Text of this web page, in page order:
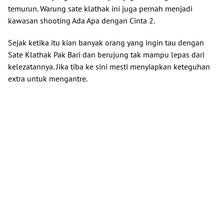
temurun. Warung sate klathak ini juga pernah menjadi
kawasan shooting Ada Apa dengan Cinta 2.
Sejak ketika itu kian banyak orang yang ingin tau dengan
Sate Klathak Pak Bari dan berujung tak mampu lepas dari
kelezatannya. Jika tiba ke sini mesti menyiapkan keteguhan
extra untuk mengantre.